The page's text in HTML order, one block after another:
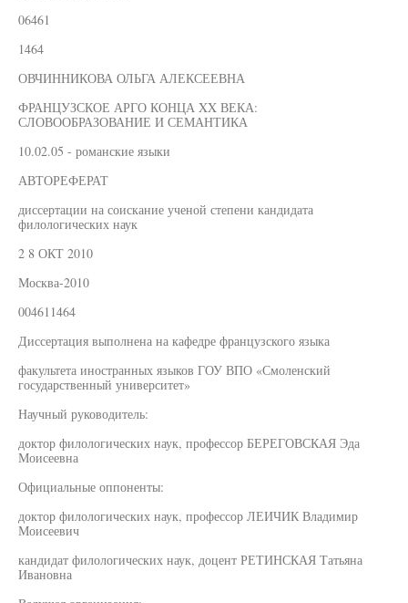
06461
1464
ОВЧИННИКОВА ОЛЬГА АЛЕКСЕЕВНА
ФРАНЦУЗСКОЕ АРГО КОНЦА XX ВЕКА:
СЛОВООБРАЗОВАНИЕ И СЕМАНТИКА
10.02.05 - романские языки
АВТОРЕФЕРАТ
диссертации на соискание ученой степени кандидата
филологических наук
2 8 ОКТ 2010
Москва-2010
004611464
Диссертация выполнена на кафедре французского языка
факультета иностранных языков ГОУ ВПО «Смоленский
государственный университет»
Научный руководитель:
доктор филологических наук, профессор БЕРЕГОВСКАЯ Эда
Моисеевна
Официальные оппоненты:
доктор филологических наук, профессор ЛЕИЧИК Владимир
Моисеевич
кандидат филологических наук, доцент РЕТИНСКАЯ Татьяна
Ивановна